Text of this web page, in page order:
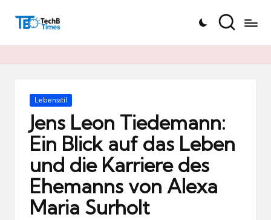
T
h
Posted
Lebensstil
Jens Leon Tiedemann:
Ein Blick auf das Leben
und die Karriere des
Ehemanns von Alexa
Maria Surholt